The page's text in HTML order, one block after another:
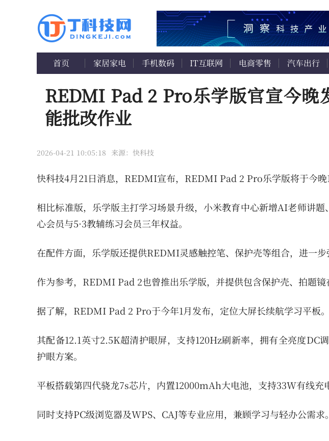
首页 家居家电 手机数码 IT互联网 电商零售 汽车出行
REDMI Pad 2 Pro乐学版官宣今晚
能批改作业
2026-04-21 10:05:18 来源：快科技
快科技4月21日消息，REDMI宣布，REDMI Pad 2 Pro乐学版将于今晚
相比标准版，乐学版主打学习场景升级，小米教育中心新增AI老师讲
心会员与5·3教辅练习会员三年权益。
在配件方面，乐学版还提供REDMI灵感触控笔、保护壳等组合，进一步
作为参考，REDMI Pad 2也曾推出乐学版，并提供包含保护壳、拍题镜
据了解，REDMI Pad 2 Pro于今年1月发布，定位大屏长续航学习平板。
其配备12.1英寸2.5K超清护眼屏，支持120Hz刷新率，拥有全亮度DC
护眼方案。
平板搭载第四代骁龙7s芯片，内置12000mAh大电池，支持33W有线充
同时支持PC级浏览器及WPS、CAJ等专业应用，兼顾学习与轻办公需求。